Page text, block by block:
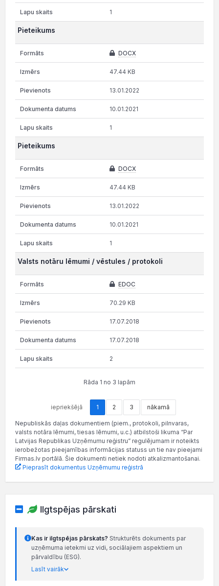
1
Pieteikums
DOCX
47.44 KB
13.01.2022
10.01.2021
1
Pieteikums
DOCX
47.44 KB
13.01.2022
10.01.2021
1
Valsts notāru lēmumi / vēstules / protokoli
EDOC
70.29 KB
17.07.2018
17.07.2018
2
Rāda 1 no 3 lapām
iepriekšējā 1 2 3 nākamā
Nepubliskās daļas dokumentiem (piem., protokoli, pilnvaras,
valsts notāra lēmumi, tiesas lēmumi, u.c.) atbilstoši likuma “Par
Latvijas Republikas Uzņēmumu reģistru” regulējumam ir noteikts
ierobežotas pieejamības informācijas statuss un tie nav pieejami
Firmas.lv portālā. Šie dokumenti netiek nodoti atkalizmantošanai.
Pieprasīt dokumentus Uzņēmumu reģistrā
Ilgtspējas pārskati
Kas ir ilgtspējas pārskats? Strukturēts dokuments par
uzņēmuma ietekmi uz vidi, sociālajiem aspektiem un
pārvaldību (ESG).
Lasīt vairāk